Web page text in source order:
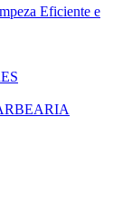
Eficiente e